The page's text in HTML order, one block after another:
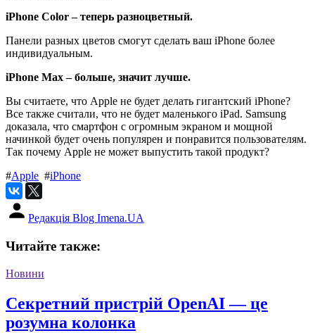
iPhone Color – теперь разноцветный.
Панели разных цветов смогут сделать ваш iPhone более
индивидуальным.
iPhone Max – больше, значит лучше.
Вы считаете, что Apple не будет делать гигантский iPhone?
Все также считали, что не будет маленького iPad. Samsung
доказала, что смартфон с огромным экраном и мощной
начинкой будет очень популярен и понравится пользователям.
Так почему Apple не может выпустить такой продукт?
#Apple #iPhone
Редакція Blog Imena.UA
Читайте также:
Новини
Секретний пристрій OpenAI — це
розумна колонка